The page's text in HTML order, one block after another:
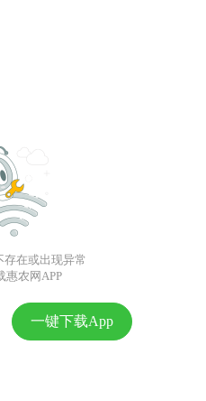
在或出现异常
惠农网APP
一键下载App